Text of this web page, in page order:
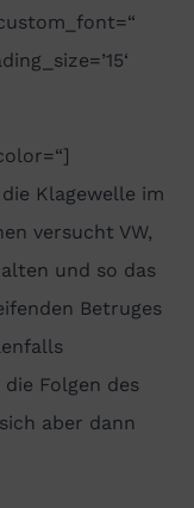
Klagewelle im
versucht VW,
und so das
Betruges
Folgen des
aber dann